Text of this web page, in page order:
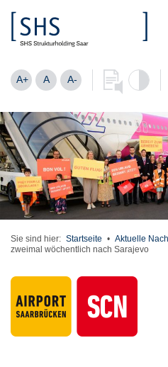
A+ A A-
Sie sind hier: Startseite • Aktuelle
zweimal wöchentlich nach Sarajevo